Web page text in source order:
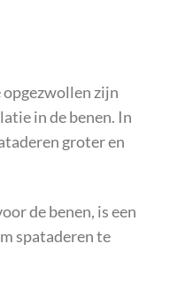
zijn
in de benen. In
groter en
de benen, is een
spataderen te